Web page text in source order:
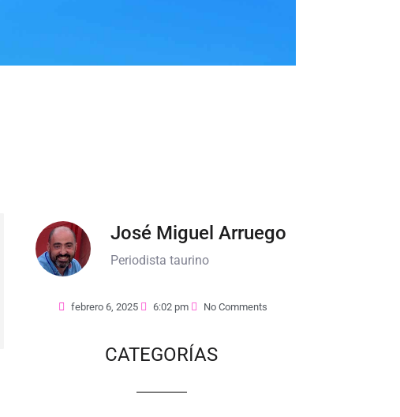
José Miguel Arruego
Periodista taurino
febrero 6, 2025 6:02 pm No Comments
CATEGORÍAS